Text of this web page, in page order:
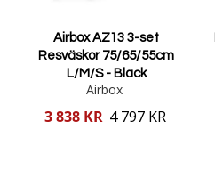
Airbox AZ13 3-set
Resväskor 75/65/55cm
L/M/S - Black
Airbox
Reducerat
3 838 KR 4 797 KR